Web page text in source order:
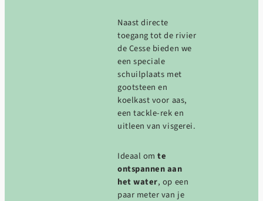
Naast directe
toegang tot de rivier
de Cesse bieden we
een speciale
schuilplaats met
gootsteen en
koelkast voor aas,
een tackle-rek en
uitleen van visgerei.
Ideaal omte
ontspannen aan
het water, op een
paar meter van je